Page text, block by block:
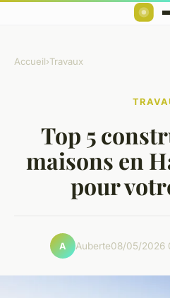
Accueil›Travaux
Top 5
maisons en
pour
A Auberte08/05/2026